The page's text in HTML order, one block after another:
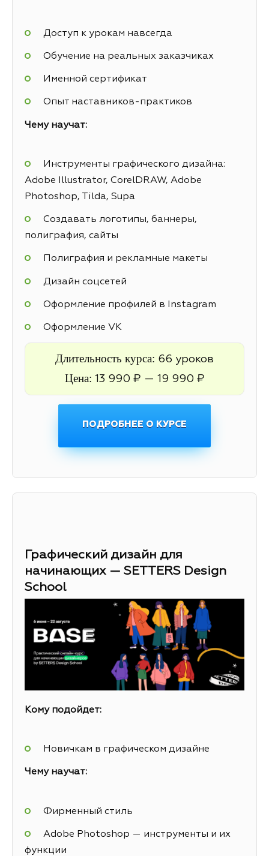
Доступ к урокам навсегда
Обучение на реальных заказчиках
Именной сертификат
Опыт наставников-практиков
Чему научат:
Инструменты графического дизайна:
Adobe Illustrator, CorelDRAW, Adobe
Photoshop, Tilda, Supa
Создавать логотипы, баннеры,
полиграфия, сайты
Полиграфия и рекламные макеты
Дизайн соцсетей
Оформление профилей в Instagram
Оформление VK
Длительность курса: 66 уроков
Цена: 13 990 ₽ — 19 990 ₽
ПОДРОБНЕЕ О КУРСЕ
Графический дизайн для
начинающих — SETTERS Design
School
Кому подойдет:
Новичкам в графическом дизайне
Чему научат:
Фирменный стиль
Adobe Photoshop — инструменты и их
функции